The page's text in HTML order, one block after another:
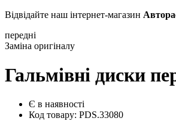
Відвідайте наш інтернет-магазин
передні
Заміна оригіналу
Гальмівні диски
Є в наявності
Код товару: PDS.33080